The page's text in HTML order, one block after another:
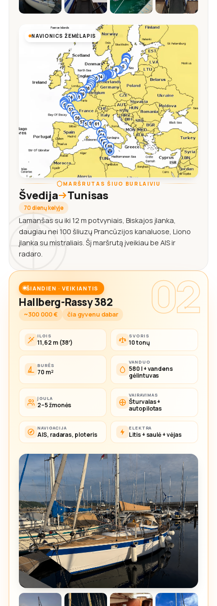
NAVIONICS ŽEMĖLAPIS
MARŠRUTAS ŠIUO BURLAIVIU
Švedija Tunisas
70 dienų kelyje
Lamanšas su iki 12 m potvyniais, Biskajos įlanka,
daugiau nei 100 šliuzų Prancūzijos kanaluose, Liono
įlanka su mistraliais. Šį maršrutą įveikiau be AIS ir
radaro.
02
ŠIANDIEN · VEIKIANTIS
Hallberg-Rassy 382
~300 000 € čia gyvenu dabar
ILGIS
11,62 m (38′)
SVORIS
10 tonų
BURĖS
70 m²
VANDUO
580 l + vandens
gėlintuvas
ĮGULA
2–5 žmonės
VAIRAVIMAS
Šturvalas +
autopilotas
NAVIGACIJA
AIS, radaras, ploteris
ELEKTRA
Litis + saulė + vėjas